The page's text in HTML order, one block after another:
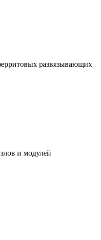
развязывающих
и модулей